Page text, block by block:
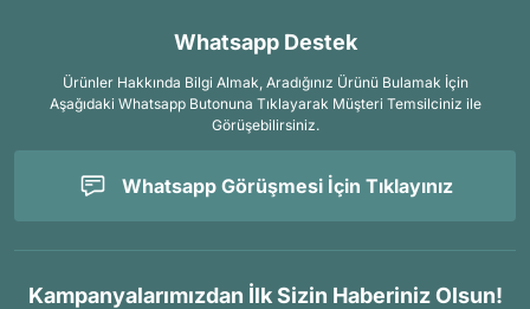
Whatsapp Destek
Ürünler Hakkında Bilgi Almak, Aradığınız Ürünü Bulamak İçin
Aşağıdaki Whatsapp Butonuna Tıklayarak Müşteri Temsilciniz ile
Görüşebilirsiniz.
Whatsapp Görüşmesi İçin Tıklayınız
Kampanyalarımızdan İlk Sizin Haberiniz Olsun!